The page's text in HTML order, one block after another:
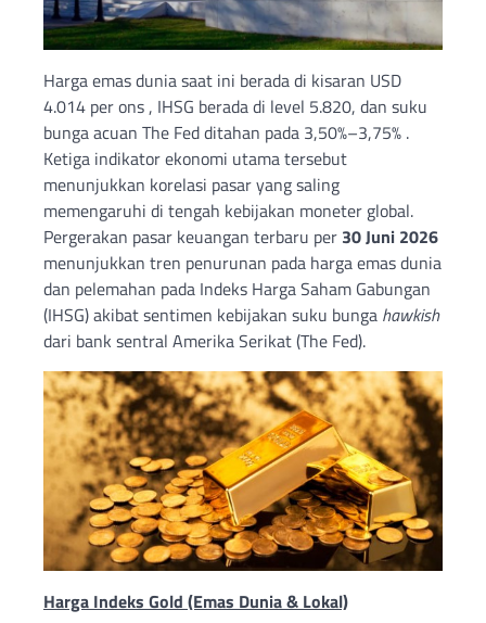
Harga emas dunia saat ini berada di kisaran USD
4.014 per ons , IHSG berada di level 5.820, dan suku
bunga acuan The Fed ditahan pada 3,50%–3,75% .
Ketiga indikator ekonomi utama tersebut
menunjukkan korelasi pasar yang saling
memengaruhi di tengah kebijakan moneter global.
Pergerakan pasar keuangan terbaru per 30 Juni 2026
menunjukkan tren penurunan pada harga emas dunia
dan pelemahan pada Indeks Harga Saham Gabungan
(IHSG) akibat sentimen kebijakan suku bunga hawkish
dari bank sentral Amerika Serikat (The Fed).
Harga Indeks Gold (Emas Dunia & Lokal)